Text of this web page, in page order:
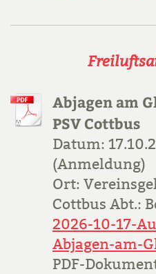
Abjagen am
PSV Cottbus
Datum:
(Anmeldung)
Ort:
Cottbus Abt.:
2026-10-17-
Abjagen-am-
PDF-